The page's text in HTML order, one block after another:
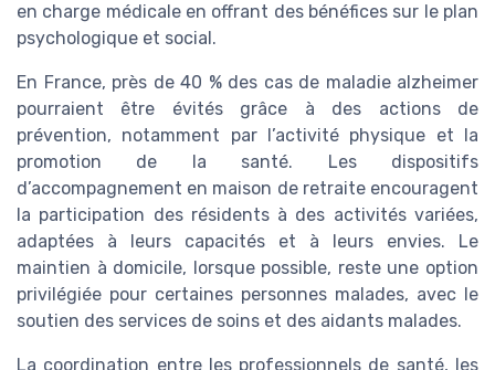
en charge médicale en offrant des bénéfices sur le plan
psychologique et social.
En France, près de 40 % des cas de maladie alzheimer
pourraient être évités grâce à des actions de
prévention, notamment par l’activité physique et la
promotion de la santé. Les dispositifs
d’accompagnement en maison de retraite encouragent
la participation des résidents à des activités variées,
adaptées à leurs capacités et à leurs envies. Le
maintien à domicile, lorsque possible, reste une option
privilégiée pour certaines personnes malades, avec le
soutien des services de soins et des aidants malades.
La coordination entre les professionnels de santé, les